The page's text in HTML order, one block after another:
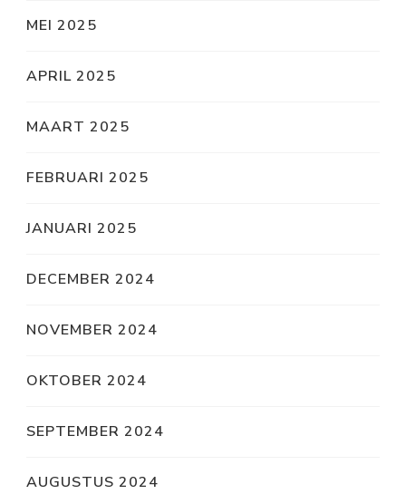
MEI 2025
APRIL 2025
MAART 2025
FEBRUARI 2025
JANUARI 2025
DECEMBER 2024
NOVEMBER 2024
OKTOBER 2024
SEPTEMBER 2024
AUGUSTUS 2024